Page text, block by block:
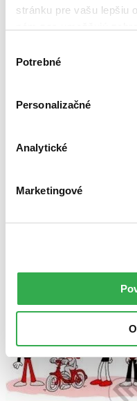
stránku pre vašu lepšiu
nám pomohlo, keby
súhlasu
Potrebné
Personalizačné
Analytické
Marketingové
Zoradiť
Novinky
Najvyššia zľava
Zrušiť filtre